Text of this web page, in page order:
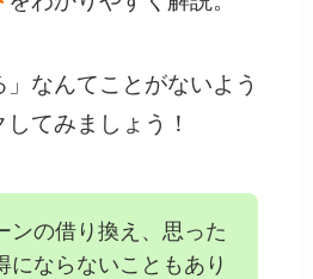
」なんてことがないよう
てみましょう！
ンの借り換え、思った
にならないこともあり